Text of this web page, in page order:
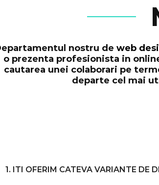
nostru de web
o prezenta profesionista in
cautarea unei colaborari pe
departe cel mai
1. ITI OFERIM CATEVA VARIANTE DE